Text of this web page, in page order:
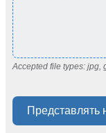
Accepted file types: jpg,
Представлять